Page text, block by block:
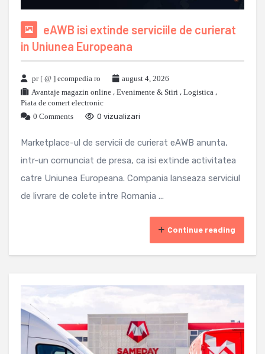
eAWB isi extinde serviciile de curierat
in Uniunea Europeana
pr [ @ ] ecompedia ro
august 4, 2026
Avantaje magazin online , Evenimente & Stiri , Logistica ,
Piata de comert electronic
0 Comments
0 vizualizari
Marketplace-ul de servicii de curierat eAWB anunta,
intr-un comunciat de presa, ca isi extinde activitatea
catre Uniunea Europeana. Compania lanseaza serviciul
de livrare de colete intre Romania ...
Continue reading